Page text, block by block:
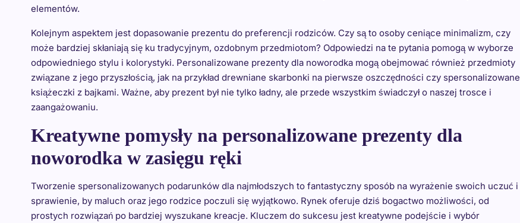
elementów.
Kolejnym aspektem jest dopasowanie prezentu do preferencji rodziców. Czy są to osoby ceniące minimalizm, czy
może bardziej skłaniają się ku tradycyjnym, ozdobnym przedmiotom? Odpowiedzi na te pytania pomogą w wyborze
odpowiedniego stylu i kolorystyki. Personalizowane prezenty dla noworodka mogą obejmować również przedmioty
związane z jego przyszłością, jak na przykład drewniane skarbonki na pierwsze oszczędności czy spersonalizowane
książeczki z bajkami. Ważne, aby prezent był nie tylko ładny, ale przede wszystkim świadczył o naszej trosce i
zaangażowaniu.
Kreatywne pomysły na personalizowane prezenty dla
noworodka w zasięgu ręki
Tworzenie spersonalizowanych podarunków dla najmłodszych to fantastyczny sposób na wyrażenie swoich uczuć i
sprawienie, by maluch oraz jego rodzice poczuli się wyjątkowo. Rynek oferuje dziś bogactwo możliwości, od
prostych rozwiązań po bardziej wyszukane kreacje. Kluczem do sukcesu jest kreatywne podejście i wybór